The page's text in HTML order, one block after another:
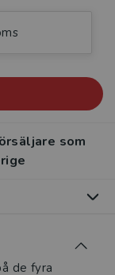
som
de fyra